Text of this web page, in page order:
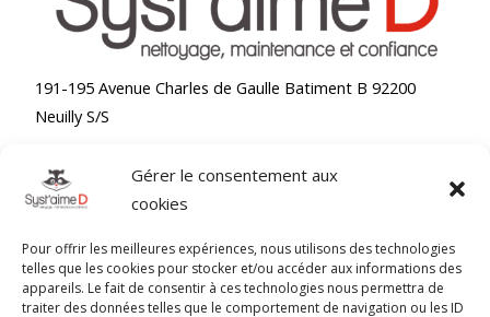
Gérer le consentement aux
cookies
Pour offrir les meilleures expériences, nous utilisons des technologies
telles que les cookies pour stocker et/ou accéder aux informations des
appareils. Le fait de consentir à ces technologies nous permettra de
traiter des données telles que le comportement de navigation ou les ID
191-195 Avenue Charles de Gaulle Batiment B 92200
Neuilly S/S
Accueil
Nettoyage bureaux
Nettoyage moquette
Nettoyage chaises de bureaux
Blog